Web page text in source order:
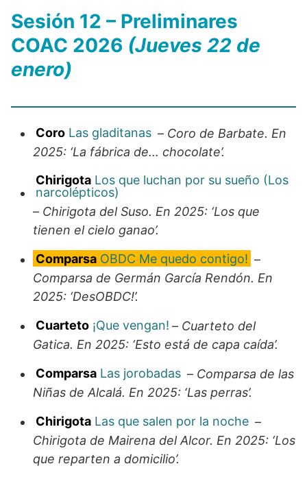
Sesión 12 – Preliminares
COAC 2026 (Jueves 22 de
enero)
Coro Las gladitanas – Coro de Barbate. En
2025: ‘La fábrica de… chocolate’.
Chirigota Los que luchan por su sueño (Los
narcolépticos)
– Chirigota del Suso. En 2025: ‘Los que
tienen el cielo ganao’.
Comparsa OBDC Me quedo contigo! –
Comparsa de Germán García Rendón. En
2025: ‘DesOBDC!’.
Cuarteto ¡Que vengan! – Cuarteto del
Gatica. En 2025: ‘Esto está de capa caída’.
Comparsa Las jorobadas – Comparsa de las
Niñas de Alcalá. En 2025: ‘Las perras’.
Chirigota Las que salen por la noche –
Chirigota de Mairena del Alcor. En 2025: ‘Los
que reparten a domicilio’.